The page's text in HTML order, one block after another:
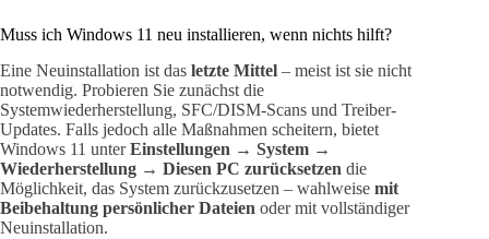
Muss ich Windows 11 neu installieren, wenn nichts hilft?
Eine Neuinstallation ist das letzte Mittel – meist ist sie nicht
notwendig. Probieren Sie zunächst die
Systemwiederherstellung, SFC/DISM-Scans und Treiber-
Updates. Falls jedoch alle Maßnahmen scheitern, bietet
Windows 11 unterEinstellungen → System →
Wiederherstellung → Diesen PC zurücksetzen die
Möglichkeit, das System zurückzusetzen – wahlweise mit
Beibehaltung persönlicher Dateien oder mit vollständiger
Neuinstallation.